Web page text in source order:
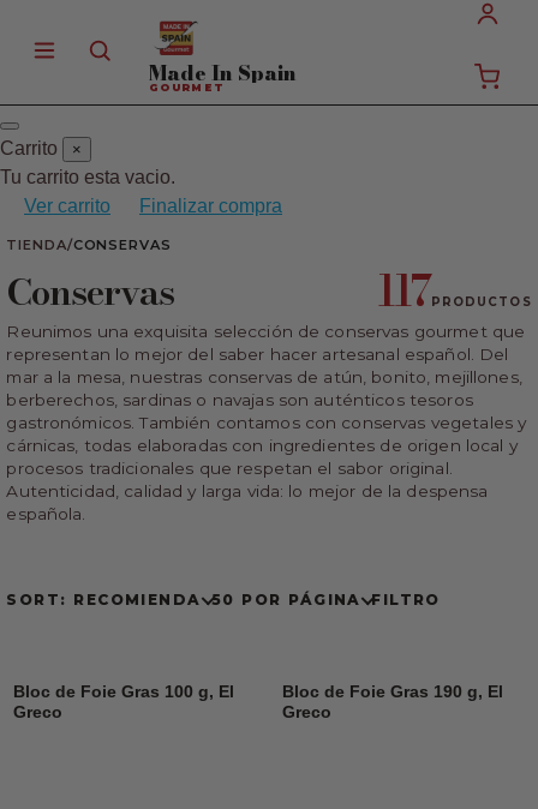
Made In Spain
GOURMET
Carrito ×
Tu carrito esta vacio.
Ver carrito
Finalizar compra
TIENDA/CONSERVAS
Conservas
Reunimos una exquisita selección de conservas gourmet que
representan lo mejor del saber hacer artesanal español. Del
mar a la mesa, nuestras conservas de atún, bonito, mejillones,
berberechos, sardinas o navajas son auténticos tesoros
gastronómicos. También contamos con conservas vegetales y
cárnicas, todas elaboradas con ingredientes de origen local y
procesos tradicionales que respetan el sabor original.
Autenticidad, calidad y larga vida: lo mejor de la despensa
española.
117PRODUCTOS
SORT: RECOMIENDA 50 POR PÁGINA FILTRO
Bloc de Foie Gras 100 g, El
Greco
Bloc de Foie Gras 190 g, El
Greco